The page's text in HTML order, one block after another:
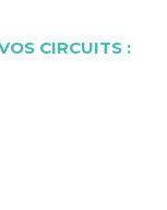
CIRCUITS :